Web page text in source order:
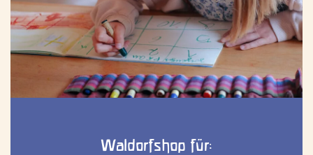
Waldorfshop für: